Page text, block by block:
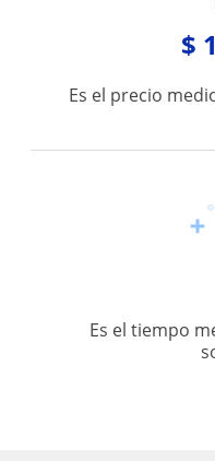
$
Es el precio
Es el tiempo